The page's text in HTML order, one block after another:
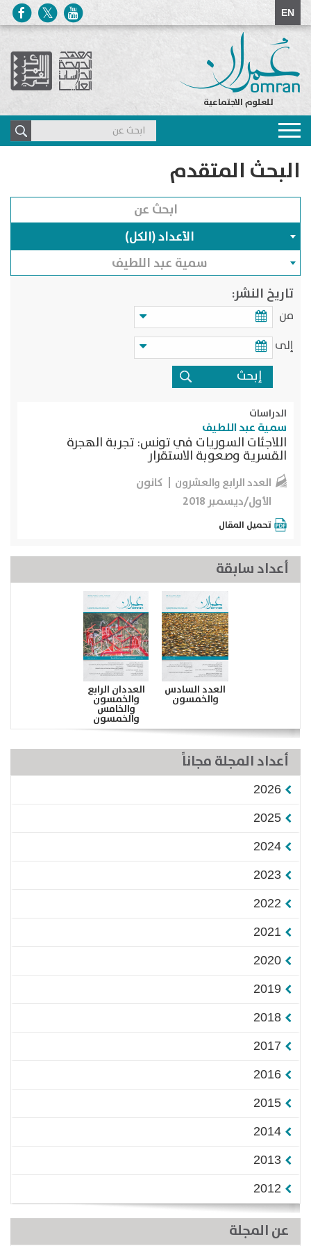
EN
للعلوم الاجتماعية
Toggle
navigation
البحث المتقدم
الأعداد (الكل)
سمية عبد اللطيف
تاريخ النشر:
من
إلى
الدراسات
سمية عبد اللطيف
اللاجئات السوريات في تونس: تجربة الهجرة
القسرية وصعوبة الاستقرار
العدد الرابع والعشرون
كانون
الأول/ديسمبر 2018
تحميل المقال
أعداد سابقة
العدد السادس
والخمسون
العددان الرابع
والخمسون
والخامس
والخمسون
أعداد المجلة مجاناً
2026
2025
2024
2023
2022
2021
2020
2019
2018
2017
2016
2015
2014
2013
2012
عن المجلة